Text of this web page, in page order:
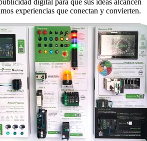
experiencias que conectan y convierten.